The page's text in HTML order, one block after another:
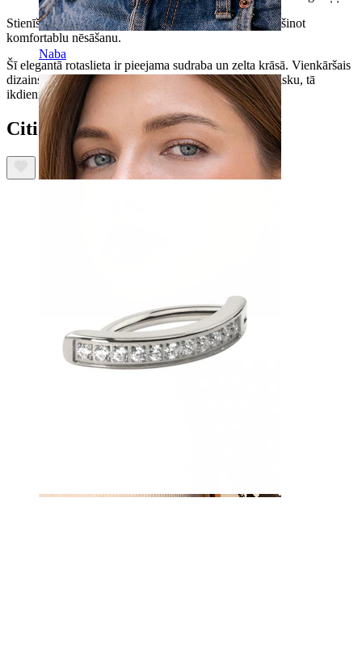
Naba
Septum
Stienīša biezums ir 1,6 mm, bet garums 10 mm, nodrošinot
komfortablu nēsāšanu.
Šī elegantā rotaslieta ir pieejama sudraba un zelta krāsā. Vienkāršais
dizains iederēsies jebkurā stilā, efektīvi izceļot kā klasisku, tā
ikdienišķu apģērbu.
Citi iegādājās arī: